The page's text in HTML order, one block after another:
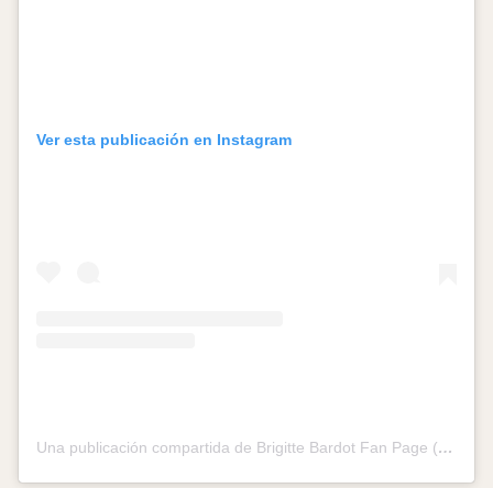
Ver esta publicación en Instagram
Una publicación compartida de Brigitte Bardot Fan Page (@brigitte_bardot34)